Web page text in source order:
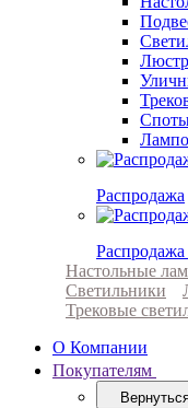
Распродажа
Настольные
Светильники
Трековые
О Компании
Покупателям